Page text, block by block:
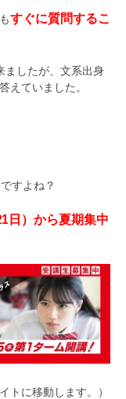
すぐに質問するこ
ましたが、文系出身
えていました。
ですよね？
日）から夏期集中
トに移動します。）